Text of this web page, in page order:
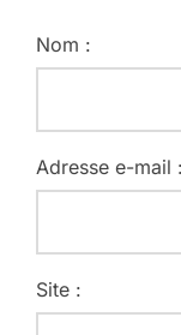
Nom :
Adresse e-mail :
Site :